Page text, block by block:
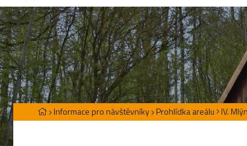
Informace pro návštěvníky Prohlídka areálu IV.